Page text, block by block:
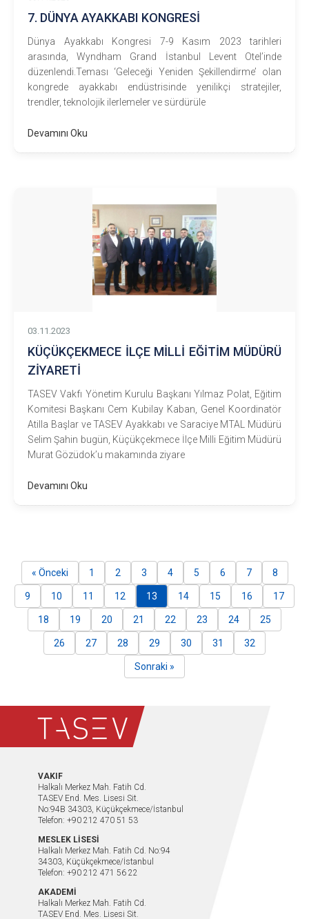
7. DÜNYA AYAKKABI KONGRESİ
Dünya Ayakkabı Kongresi 7-9 Kasım 2023 tarihleri
arasında, Wyndham Grand İstanbul Levent Otel’inde
düzenlendi.Teması ‘Geleceği Yeniden Şekillendirme’ olan
kongrede ayakkabı endüstrisinde yenilikçi stratejiler,
trendler, teknolojik ilerlemeler ve sürdürüle
Devamını Oku
03.11.2023
KÜÇÜKÇEKMECE İLÇE MİLLİ EĞİTİM MÜDÜRÜ
ZİYARETİ
TASEV Vakfı Yönetim Kurulu Başkanı Yılmaz Polat, Eğitim
Komitesi Başkanı Cem Kubilay Kaban, Genel Koordinatör
Atilla Başlar ve TASEV Ayakkabı ve Saraciye MTAL Müdürü
Selim Şahin bugün, Küçükçekmece İlçe Milli Eğitim Müdürü
Murat Gözüdok’u makamında ziyare
Devamını Oku
« Önceki 1 2 3 4 5 6 7 8
9 10 11 12 13 14 15 16 17
18 19 20 21 22 23 24 25
26 27 28 29 30 31 32
Sonraki »
VAKIF
Halkalı Merkez Mah. Fatih Cd.
TASEV End. Mes. Lisesi Sit.
No:94B 34303, Küçükçekmece/İstanbul
Telefon: +90 212 470 51 53
MESLEK LİSESİ
Halkalı Merkez Mah. Fatih Cd. No:94
34303, Küçükçekmece/İstanbul
Telefon: +90 212 471 56 22
AKADEMİ
Halkalı Merkez Mah. Fatih Cd.
TASEV End. Mes. Lisesi Sit.